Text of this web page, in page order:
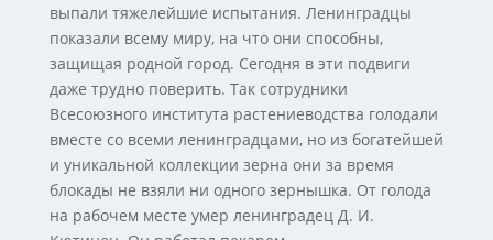
выпали тяжелейшие испытания. Ленинградцы
показали всему миру, на что они способны,
защищая родной город. Сегодня в эти подвиги
даже трудно поверить. Так сотрудники
Всесоюзного института растениеводства голодали
вместе со всеми ленинградцами, но из богатейшей
и уникальной коллекции зерна они за время
блокады не взяли ни одного зернышка. От голода
на рабочем месте умер ленинградец Д. И.